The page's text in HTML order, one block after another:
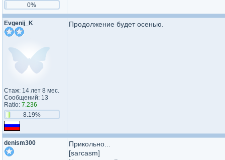
0%
Evgenij_K
Стаж: 14 лет 8 мес.
Сообщений: 13
Ratio: 7.236
8.19%
Продолжение будет осенью.
denism300
Прикольно...
[sarcasm]